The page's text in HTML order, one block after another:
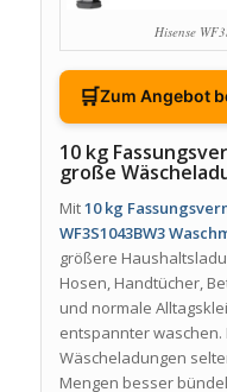
Hisense
🛒Zum Angebot
10 kg
große
Mit10 kg
WF3S1043BW3
größere
Hosen, Handtücher,
und normale
entspannter waschen.
Wäscheladungen
Mengen besser